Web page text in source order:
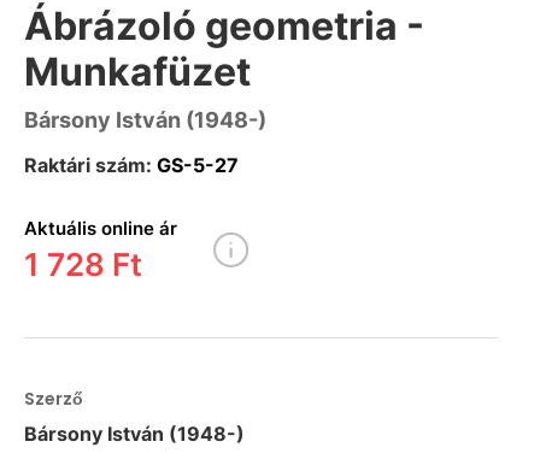
Ábrázoló geometria -
Munkafüzet
Bársony István (1948-)
Raktári szám: GS-5-27
Aktuális online ár
1 728 Ft
Szerző
Bársony István (1948-)